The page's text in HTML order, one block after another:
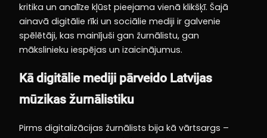
kritika un analīze kļūst pieejama vienā klikšķī. Šajā
ainavā digitālie rīki un sociālie mediji ir galvenie
spēlētāji, kas mainījuši gan žurnālistu, gan
mākslinieku iespējas un izaicinājumus.
Kā digitālie mediji pārveido Latvijas
mūzikas žurnālistiku
Pirms digitalizācijas žurnālists bija kā vārtsargs –